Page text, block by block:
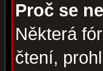
Proč se
Některá
čtení,